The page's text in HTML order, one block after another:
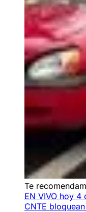
Te
EN VIVO hoy 4
CNTE